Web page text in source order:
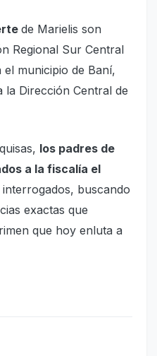
de Marielis son
Regional Sur Central
municipio de Baní,
la Dirección Central de
los padres de
a la fiscalía el
buscando
exactas que
que hoy enluta a